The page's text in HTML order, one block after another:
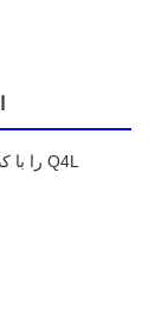
Q4L را با کدنویسی بصری مطابق با نیازهای خود تنظیم کنید: